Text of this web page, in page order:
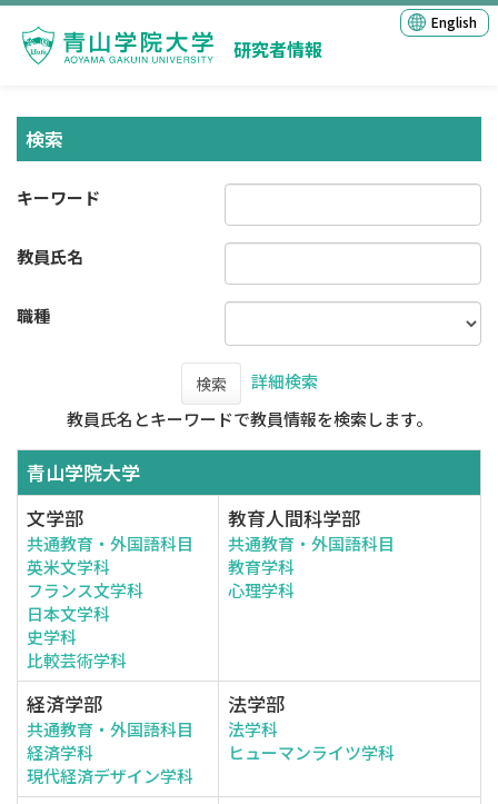
研究者情報
English
検索
キーワード
教員氏名
職種
検索
詳細検索
教員氏名とキーワードで教員情報を検索します。
青山学院大学
文学部
共通教育・外国語科目
英米文学科
フランス文学科
日本文学科
史学科
比較芸術学科
教育人間科学部
共通教育・外国語科目
教育学科
心理学科
経済学部
共通教育・外国語科目
経済学科
現代経済デザイン学科
法学部
法学科
ヒューマンライツ学科